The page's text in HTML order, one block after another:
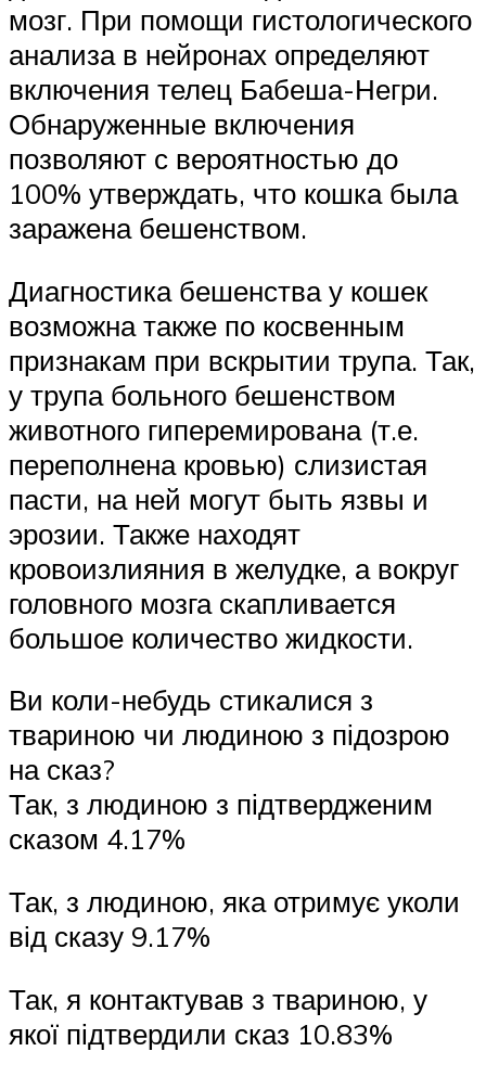
мозг. При помощи гистологического
анализа в нейронах определяют
включения телец Бабеша-Негри.
Обнаруженные включения
позволяют с вероятностью до
100% утверждать, что кошка была
заражена бешенством.
Диагностика бешенства у кошек
возможна также по косвенным
признакам при вскрытии трупа. Так,
у трупа больного бешенством
животного гиперемирована (т.е.
переполнена кровью) слизистая
пасти, на ней могут быть язвы и
эрозии. Также находят
кровоизлияния в желудке, а вокруг
головного мозга скапливается
большое количество жидкости.
Ви коли-небудь стикалися з
твариною чи людиною з підозрою
на сказ?
Так, з людиною з підтвердженим
сказом 4.17%
Так, з людиною, яка отримує уколи
від сказу 9.17%
Так, я контактував з твариною, у
якої підтвердили сказ 10.83%